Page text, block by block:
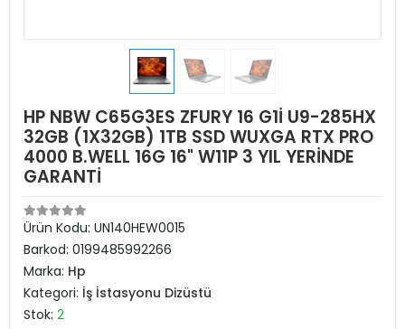
HP NBW C65G3ES ZFURY 16 G1İ U9-285HX
32GB (1X32GB) 1TB SSD WUXGA RTX PRO
4000 B.WELL 16G 16" W11P 3 YIL YERİNDE
GARANTİ
Ürün Kodu: UN140HEW0015
Barkod: 0199485992266
Marka: Hp
Kategori: İş İstasyonu Dizüstü
Stok: 2